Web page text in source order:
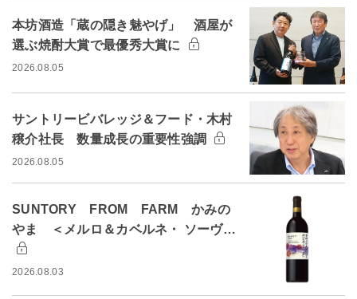
本坊酒造「蔵の隠き魅やげ」 酒屋が
選ぶ焼酎大賞で最優秀大賞に
2026.08.05
サントリービバレッジ＆フード・木村
穣介社長 数量成長の重要性強調
2026.08.05
SUNTORY FROM FARM かみの
やま ＜メルロ＆カベルネ・ ソーヴ…
2026.08.03